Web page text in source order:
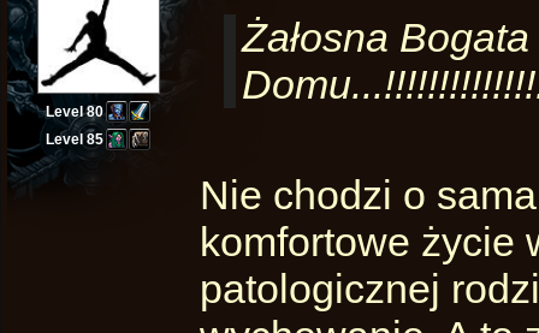
Level 80
Level 85
Żałosna
Nie chodzi o
komfortowe życie
patologicznej